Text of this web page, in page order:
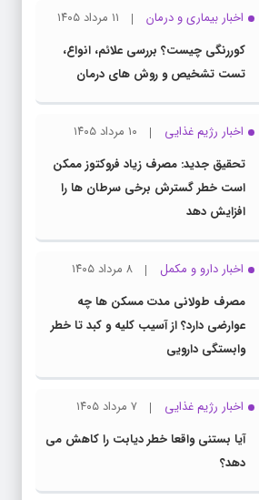
اخبار بیماری و درمان
۱۱ مرداد ۱۴۰۵
کوررنگی چیست؟ بررسی علائم، انواع،
تست تشخیص و روش های درمان
اخبار رژیم غذایی
۱۰ مرداد ۱۴۰۵
تحقیق جدید: مصرف زیاد فروکتوز ممکن
است خطر گسترش برخی سرطان ها را
افزایش دهد
اخبار دارو و مکمل
۸ مرداد ۱۴۰۵
مصرف طولانی مدت مسکن ها چه
عوارضی دارد؟ از آسیب کلیه و کبد تا خطر
وابستگی دارویی
اخبار رژیم غذایی
۷ مرداد ۱۴۰۵
آیا بستنی واقعا خطر دیابت را کاهش می
دهد؟